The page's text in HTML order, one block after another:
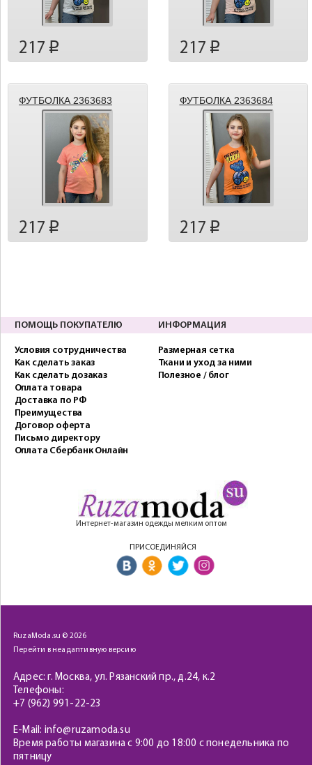
217 p 217 p
ФУТБОЛКА 2363683
217 p
ФУТБОЛКА 2363684
217 p
ПОМОЩЬ ПОКУПАТЕЛЮ
Условия сотрудничества
Как сделать заказ
Как сделать дозаказ
Оплата товара
Доставка по РФ
Преимущества
Договор оферта
Письмо директору
Оплата Сбербанк Онлайн
ИНФОРМАЦИЯ
Размерная сетка
Ткани и уход за ними
Полезное / блог
Интернет-магазин одежды мелким оптом
ПРИСОЕДИНЯЙСЯ
RuzaModa.su © 2026
Перейти в неадаптивную версию
Адрес: г. Москва, ул. Рязанский пр., д.24, к.2
Телефоны:
+7 (962) 991-22-23
E-Mail: info@ruzamoda.su
Время работы магазина с 9:00 до 18:00 с понедельника по
пятницу